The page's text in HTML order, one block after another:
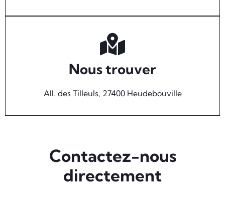
Nous trouver
All. des Tilleuls, 27400 Heudebouville
Contactez-nous
directement